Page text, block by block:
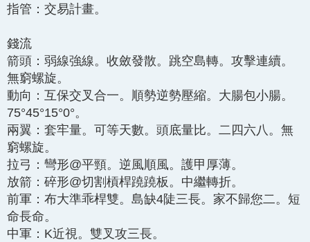
指管：交易計畫。
錢流
箭頭：弱線強線。收斂發散。跳空島轉。攻擊連續。
無窮螺旋。
動向：互保交叉合一。順勢逆勢壓縮。大腸包小腸。
75°45°15°0°。
兩翼：套牢量。可等天數。頭底量比。二四六八。無
窮螺旋。
拉弓：彎形@平頸。逆風順風。護甲厚薄。
放箭：碎形@切割槓桿蹺蹺板。中繼轉折。
前軍：布大準乖桿雙。島缺4陡三長。家不歸您二。短
命長命。
中軍：K近視。雙叉攻三長。